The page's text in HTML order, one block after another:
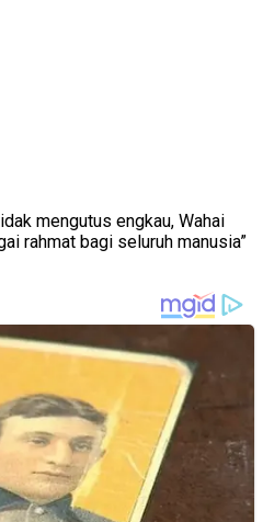
mengutus engkau, Wahai
rahmat bagi seluruh manusia”